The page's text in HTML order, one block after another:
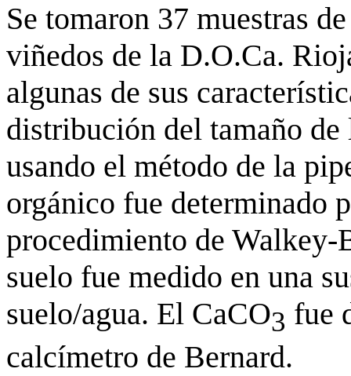
Se tomaron 37 muestras
viñedos de la D.O.Ca.
algunas de sus
distribución del tamaño
usando el método de la
orgánico fue determinado
procedimiento de
suelo fue medido en una
suelo/agua. El CaCO3 fue
calcímetro de Bernard.